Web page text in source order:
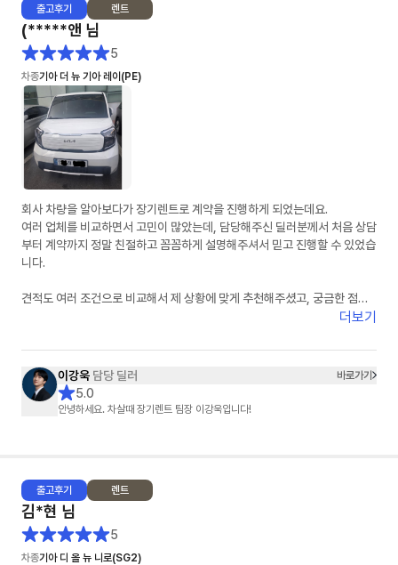
출고후기 렌트
(*****앤 님
5
차종기아 더 뉴 기아 레이(PE)
회사 차량을 알아보다가 장기렌트로 계약을 진행하게 되었는데요.
여러 업체를 비교하면서 고민이 많았는데, 담당해주신 딜러분께서 처음 상담
부터 계약까지 정말 친절하고 꼼꼼하게 설명해주셔서 믿고 진행할 수 있었습
니다.
견적도 여러 조건으로 비교해서 제 상황에 맞게 추천해주셨고, 궁금한 점을
문의할 때마다 빠르게 답변해주셔서 진행 과정이 굉장히 편했습니다.
좋았습니다.
차량 계약 진행도 빠르게 처리해주셔서 만족스럽게 계약 완료했습니다.
장기렌트 고민하시는 분들 계시면 한 번 상담 받아보셔도 좋을 것 같습니다.
더보기
이강욱 담당 딜러 바로가기
5.0
안녕하세요. 차살때 장기렌트 팀장 이강욱입니다!
출고후기 렌트
김*현 님
5
차종기아 디 올 뉴 니로(SG2)